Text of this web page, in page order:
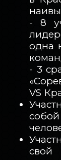
- 8
одна
- 3
VS
свой